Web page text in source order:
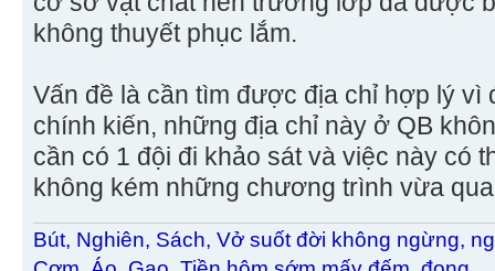
không thuyết phục lắm.
Vấn đề là cần tìm được địa chỉ hợp lý vì
chính kiến, những địa chỉ này ở QB
cần có 1 đội đi khảo sát và việc này có
không kém những chương trình vừa
Bút, Nghiên, Sách, Vở suốt đời không ngừng,